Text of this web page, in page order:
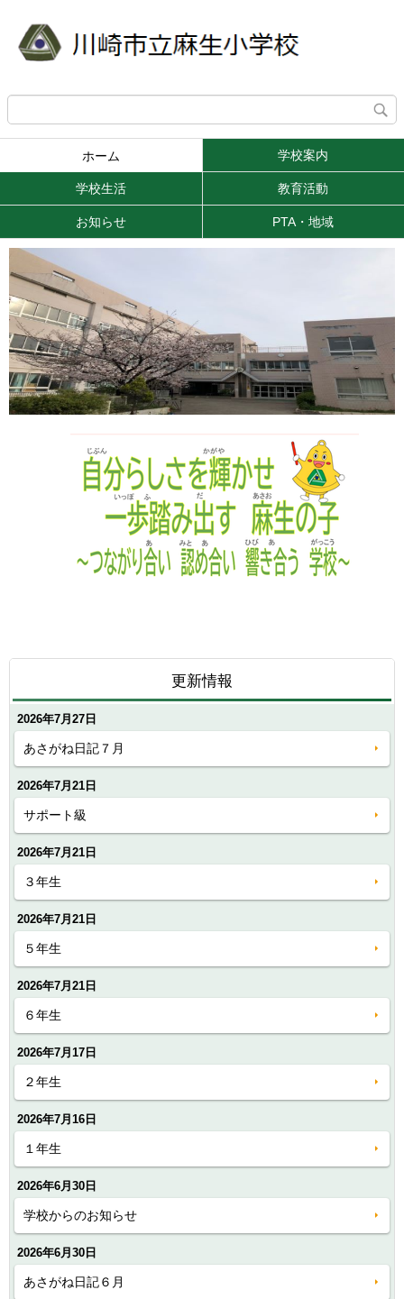
ホーム 学校案内
学校生活 教育活動
お知らせ PTA・地域
更新情報
2026年7月27日
あさがね日記７月
2026年7月21日
サポート級
2026年7月21日
３年生
2026年7月21日
５年生
2026年7月21日
６年生
2026年7月17日
２年生
2026年7月16日
１年生
2026年6月30日
学校からのお知らせ
2026年6月30日
あさがね日記６月